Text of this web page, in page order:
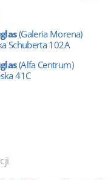
(Galeria Morena)
Schuberta 102A
(Alfa Centrum)
41C